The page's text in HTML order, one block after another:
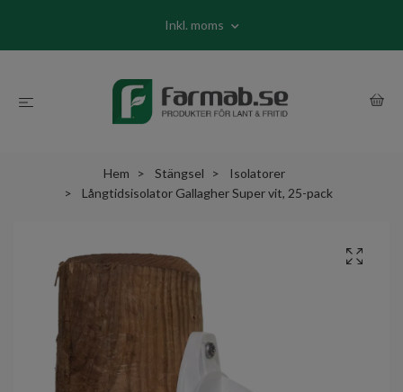
Inkl. moms
Hem Stängsel
Isolatorer
Långtidsisolator Gallagher Super vit, 25-pack